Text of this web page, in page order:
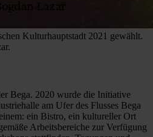
Kulturhauptstadt 2021 gewählt.
Bega. 2020 wurde die Initiative
am Ufer des Flusses Bega
ein Bistro, ein kultureller Ort
Arbeitsbereiche zur Verfügung